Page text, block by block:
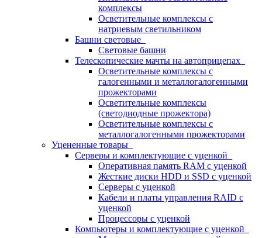
комплексы
Осветительные комплексы с
натриевым светильником
Башни световые
Световые башни
Телескопические мачты на автоприцепах
Осветительные комплексы с
галогенными и металлогалогенными
прожекторами
Осветительные комплексы
(светодиодные прожектора)
Осветительные комплексы с
металлогалогенными прожекторами
Уцененные товары
Серверы и комплектующие с уценкой
Оперативная память RAM с уценкой
Жесткие диски HDD и SSD с уценкой
Серверы с уценкой
Кабели и платы управления RAID с
уценкой
Процессоры с уценкой
Компьютеры и комплектующие с уценкой